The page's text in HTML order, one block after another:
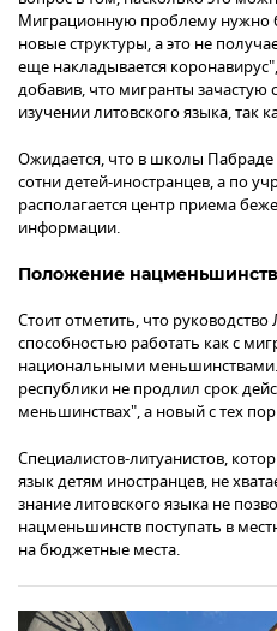
Миграционную проблему нужно
новые структуры, а это не
еще накладывается
добавив, что мигранты зачастую
изучении литовского языка, так
Ожидается, что в школы
сотни детей-иностранцев, а по
располагается центр приема
информации.
Положение нацменьшинств
Стоит отметить, что
способностью работать как с
национальными меньшинствами.
республики не продлил срок
меньшинствах", а новый с тех
Специалистов-литуанистов,
язык детям иностранцев, не
знание литовского языка не
нацменьшинств поступать в
на бюджетные места.